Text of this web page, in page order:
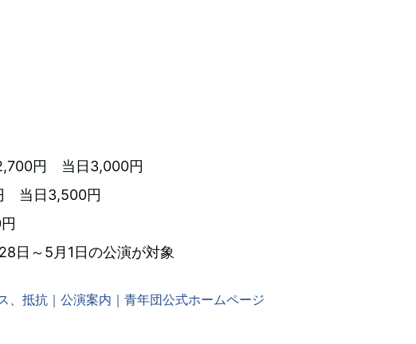
円 当日3,000円
当日3,500円
日～5月1日の公演が対象
、抵抗｜公演案内｜青年団公式ホームページ